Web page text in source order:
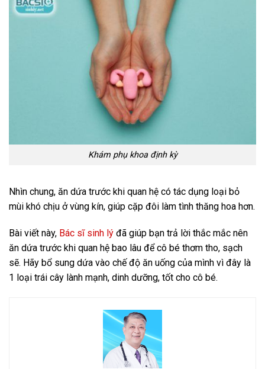
Khám phụ khoa định kỳ
Nhìn chung, ăn dứa trước khi quan hệ có tác dụng loại bỏ
mùi khó chịu ở vùng kín, giúp cặp đôi làm tình thăng hoa hơn.
Bài viết này, Bác sĩ sinh lý đã giúp bạn trả lời thắc mắc nên
ăn dứa trước khi quan hệ bao lâu để cô bé thơm tho, sạch
sẽ. Hãy bổ sung dứa vào chế độ ăn uống của mình vì đây là
1 loại trái cây lành mạnh, dinh dưỡng, tốt cho cô bé.